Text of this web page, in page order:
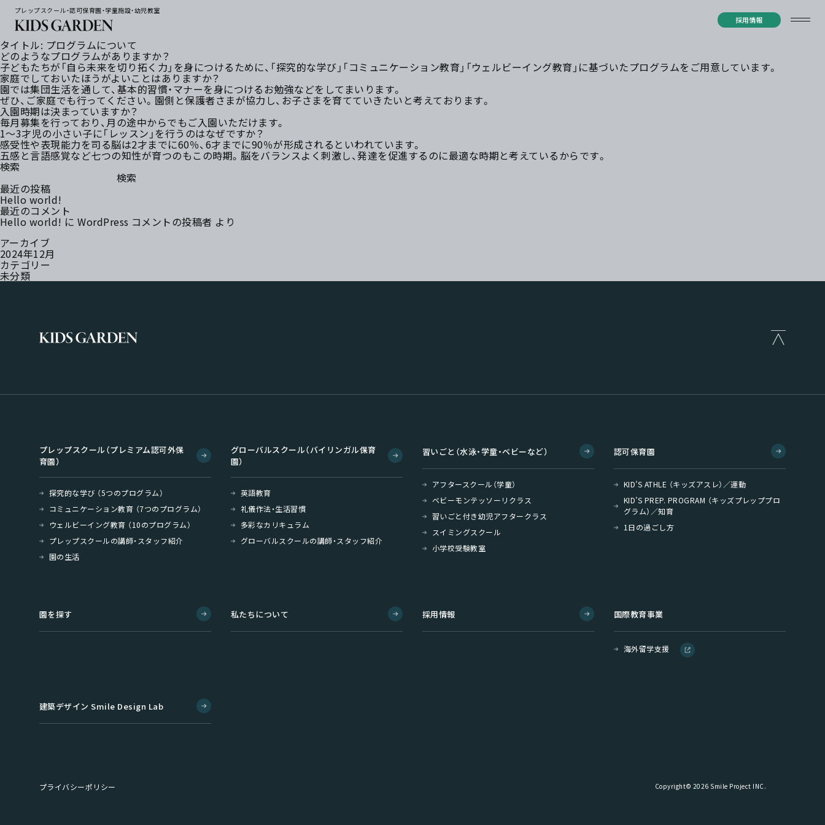
プレップスクール・認可保育園・学童施設・幼児教室
採用情報
タイトル: プログラムについて
どのようなプログラムがありますか？
子どもたちが「自ら未来を切り拓く力」を身につけるために、「探究的な学び」「コミュニケーション教育」「ウェルビーイング教育」に基づいたプログラムをご用意しています。
家庭でしておいたほうがよいことはありますか？
園では集団生活を通して、基本的習慣・マナーを身につけるお勉強などをしてまいります。
ぜひ、ご家庭でも行ってください。園側と保護者さまが協力し、お子さまを育てていきたいと考えております。
入園時期は決まっていますか？
毎月募集を行っており、月の途中からでもご入園いただけます。
1～3才児の小さい子に「レッスン」を行うのはなぜですか？
感受性や表現能力を司る脳は2才までに60％、6才までに90％が形成されるといわれています。
五感と言語感覚など七つの知性が育つのもこの時期。脳をバランスよく刺激し、発達を促進するのに最適な時期と考えているからです。
検索
検索
最近の投稿
Hello world!
最近のコメント
Hello world! にWordPress コメントの投稿者 より
アーカイブ
2024年12月
カテゴリー
未分類
プレップスクール（プレミアム認可外保
育園）
探究的な学び （5つのプログラム）
コミュニケーション教育 （7つのプログラム）
ウェルビーイング教育 （10のプログラム）
プレップスクールの講師・スタッフ紹介
園の生活
グローバルスクール（バイリンガル保育
園）
英語教育
礼儀作法・生活習慣
多彩なカリキュラム
グローバルスクールの講師・スタッフ紹介
習いごと（水泳・学童・ベビーなど）
アフタースクール（学童）
ベビーモンテッソーリクラス
習いごと付き幼児アフタークラス
スイミングスクール
小学校受験教室
認可保育園
KID’S ATHLE （キッズアスレ）／運動
KID’S PREP. PROGRAM （キッズプレッププロ
グラム）／知育
1日の過ごし方
園を探す 私たちについて 採用情報 国際教育事業
海外留学支援
建築デザイン Smile Design Lab
プライバシーポリシー Copyright© 2026 Smile Project INC.